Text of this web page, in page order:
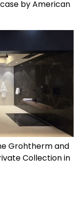
by American
Grohtherm and
Collection in